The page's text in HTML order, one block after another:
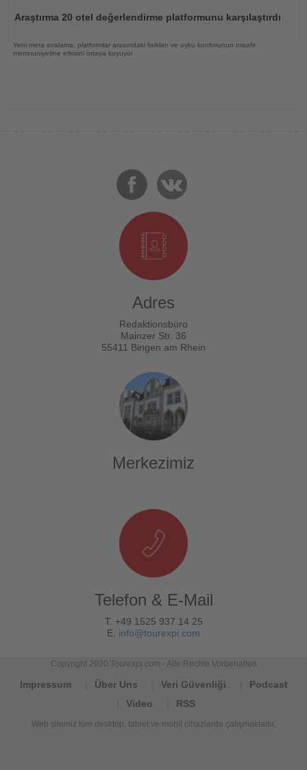
Araştırma 20 otel değerlendirme platformunu karşılaştırdı
Yeni meta sıralama, platformlar arasındaki farkları ve uyku konforunun misafir
memnuniyetine etkisini ortaya koyuyor
Adres
Redaktionsbüro
Mainzer Str. 36
55411 Bingen am Rhein
Merkezimiz
Telefon & E-Mail
T. +49 1525 937 14 25
E. info@tourexpi.com
Copyright 2020 Tourexpi.com - Alle Rechte Vorbehalten
Impressum Über Uns Veri Güvenliği
Podcast
Video
RSS
Web sitemiz tüm desktop, tablet ve mobil cihazlarda çalışmaktadır.